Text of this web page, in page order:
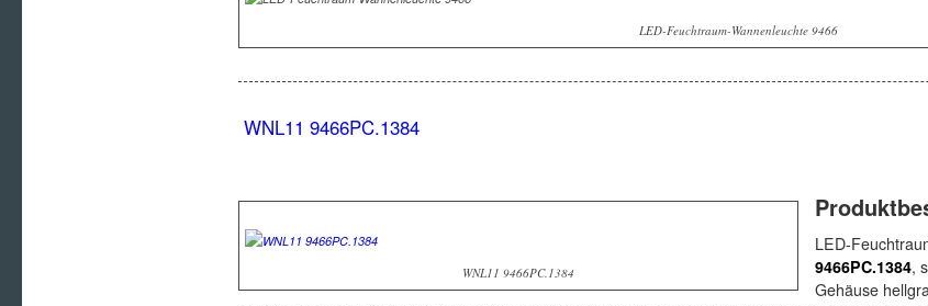
LED-Feuchtraum-Wannenleuchte 9466
WNL11 9466PC.1384
WNL11 9466PC.1384
LED-
9466PC.1384,
Gehäuse